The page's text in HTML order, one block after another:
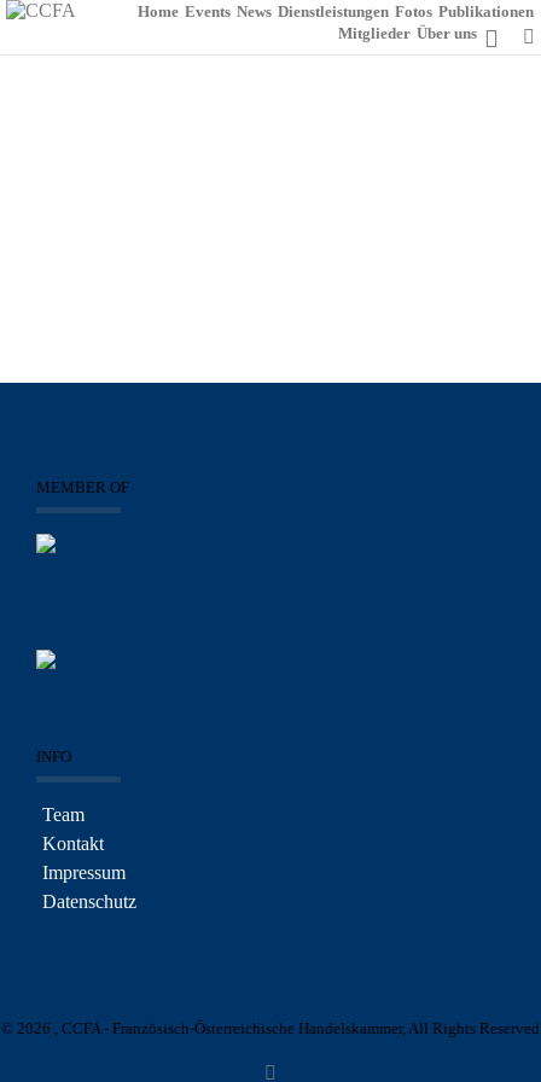
Home Events News Dienstleistungen Fotos Publikationen
Mitglieder Über uns
MEMBER OF
INFO
Team
Kontakt
Impressum
Datenschutz
© 2026 , CCFA - Französisch-Österreichische Handelskammer, All Rights Reserved